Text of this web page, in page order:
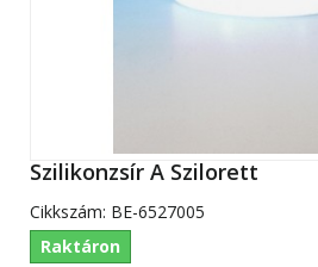
Szilikonzsír A Szilorett
Cikkszám: BE-6527005
Raktáron